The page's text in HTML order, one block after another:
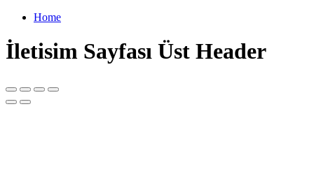
Home
İletisim Sayfası Üst Header